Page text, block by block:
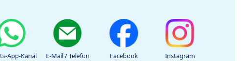
App-Kanal E-Mail / Telefon Facebook Instagram